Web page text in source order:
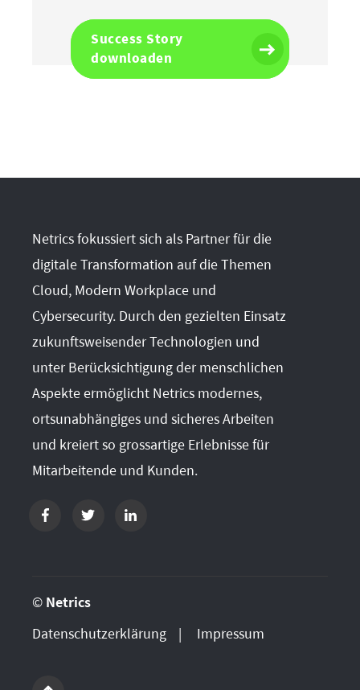
Success Story
downloaden
Netrics fokussiert sich als Partner für die
digitale Transformation auf die Themen
Cloud, Modern Workplace und
Cybersecurity. Durch den gezielten Einsatz
zukunftsweisender Technologien und
unter Berücksichtigung der menschlichen
Aspekte ermöglicht Netrics modernes,
ortsunabhängiges und sicheres Arbeiten
und kreiert so grossartige Erlebnisse für
Mitarbeitende und Kunden.
© Netrics
Datenschutzerklärung Impressum